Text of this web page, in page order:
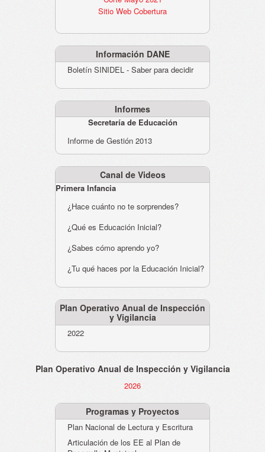
Sitio Web Cobertura
Información DANE
Boletín SINIDEL - Saber para decidir
Informes
Secretaría de Educación
Informe de Gestión 2013
Canal de Videos
Primera Infancia
¿Hace cuánto no te sorprendes?
¿Qué es Educación Inicial?
¿Sabes cómo aprendo yo?
¿Tu qué haces por la Educación Inicial?
Plan Operativo Anual de Inspección
y Vigilancia
2022
Plan Operativo Anual de Inspección y Vigilancia
2026
Programas y Proyectos
Plan Nacional de Lectura y Escritura
Articulación de los EE al Plan de